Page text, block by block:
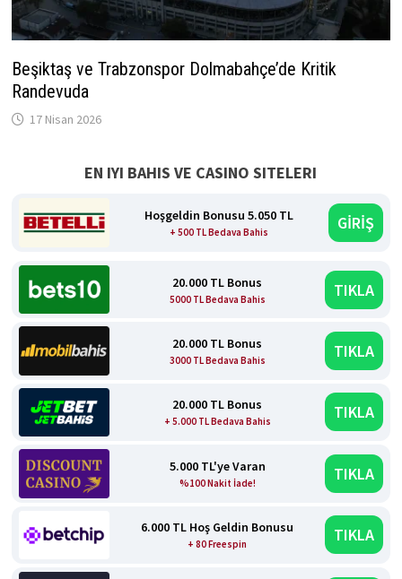
Beşiktaş ve Trabzonspor Dolmabahçe’de Kritik
Randevuda
17 Nisan 2026
EN IYI BAHIS VE CASINO SITELERI
Hoşgeldin Bonusu 5.050 TL
+ 500 TL Bedava Bahis GİRİŞ
20.000 TL Bonus
5000 TL Bedava Bahis TIKLA
20.000 TL Bonus
3000 TL Bedava Bahis TIKLA
20.000 TL Bonus
+ 5.000 TL Bedava Bahis TIKLA
5.000 TL'ye Varan
%100 Nakit İade! TIKLA
6.000 TL Hoş Geldin Bonusu
+ 80 Freespin TIKLA